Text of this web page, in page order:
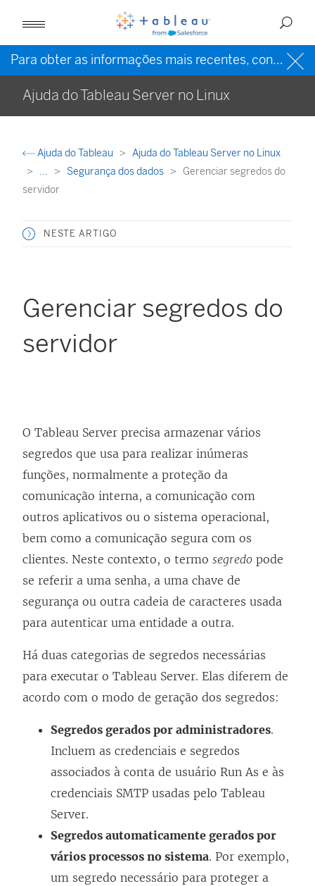
Para obter as informações mais recentes, consulte a
Ajuda do Tableau Server no Linux
Ajuda do Tableau
Ajuda do Tableau Server no Linux
...
Segurança dos dados
Gerenciar segredos do
servidor
NESTE ARTIGO
Gerenciar segredos do
servidor
O Tableau Server precisa armazenar vários
segredos que usa para realizar inúmeras
funções, normalmente a proteção da
comunicação interna, a comunicação com
outros aplicativos ou o sistema operacional,
bem como a comunicação segura com os
clientes. Neste contexto, o termo segredo pode
se referir a uma senha, a uma chave de
segurança ou outra cadeia de caracteres usada
para autenticar uma entidade a outra.
Há duas categorias de segredos necessárias
para executar o Tableau Server. Elas diferem de
acordo com o modo de geração dos segredos:
Segredos gerados por administradores.
Incluem as credenciais e segredos
associados à conta de usuário Run As e às
credenciais SMTP usadas pelo Tableau
Server.
Segredos automaticamente gerados por
vários processos no sistema. Por exemplo,
um segredo necessário para proteger a